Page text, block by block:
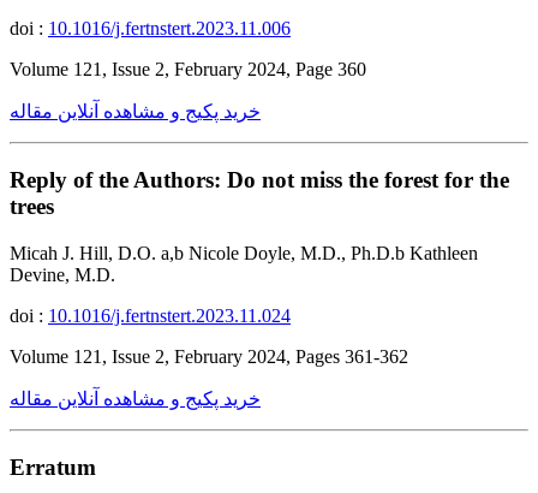
doi : 10.1016/j.fertnstert.2023.11.006
Volume 121, Issue 2, February 2024, Page 360
خرید پکیج و مشاهده آنلاین مقاله
Reply of the Authors: Do not miss the forest for the
trees
Micah J. Hill, D.O. a,b Nicole Doyle, M.D., Ph.D.b Kathleen
Devine, M.D.
doi : 10.1016/j.fertnstert.2023.11.024
Volume 121, Issue 2, February 2024, Pages 361-362
خرید پکیج و مشاهده آنلاین مقاله
Erratum